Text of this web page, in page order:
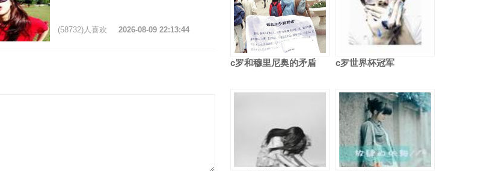
(58732)人喜欢 2026-08-09 22:13:44
c罗和穆里尼奥的矛盾 c罗世界杯冠军